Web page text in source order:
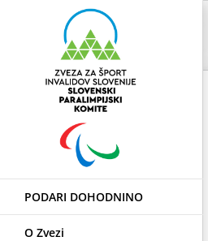
PODARI DOHODNINO
O Zvezi